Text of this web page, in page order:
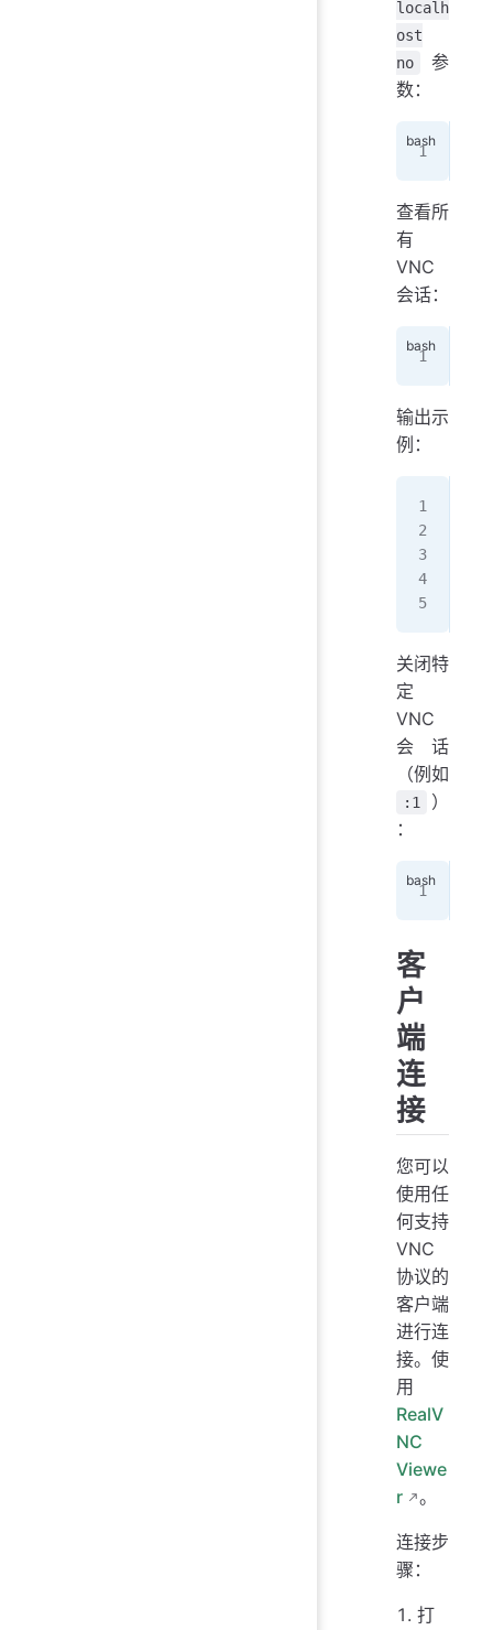
localh
ost
no
参
数：
查看所
有
VNC
会话：
输出示
例：
关闭特
定
VNC
会话
（例如
:1
）
：
客
户
端
连
接
您可以
使用任
何支持
VNC
协议的
客户端
进行连
接。使
用
RealV
NC
Viewe
r
。
连接步
骤：
打